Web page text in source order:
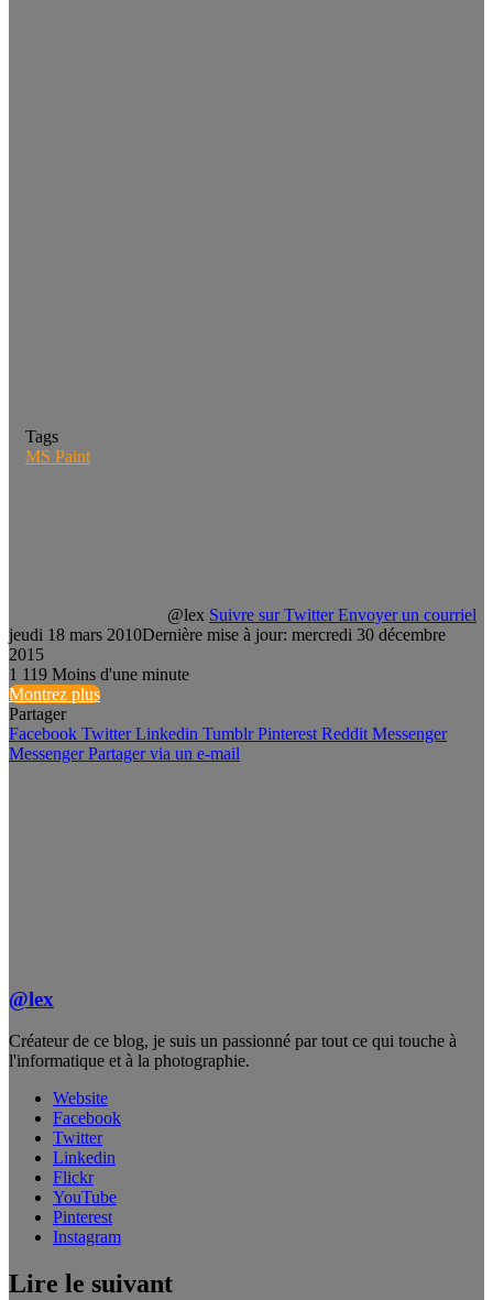
Tags
MS Paint
@lex Suivre sur Twitter Envoyer un courriel
jeudi 18 mars 2010Dernière mise à jour: mercredi 30 décembre
2015
1 119 Moins d'une minute
Montrez plus
Partager
Facebook Twitter Linkedin Tumblr Pinterest Reddit Messenger
Messenger Partager via un e-mail
@lex
Créateur de ce blog, je suis un passionné par tout ce qui touche à
l'informatique et à la photographie.
Website
Facebook
Twitter
Linkedin
Flickr
YouTube
Pinterest
Instagram
Lire le suivant